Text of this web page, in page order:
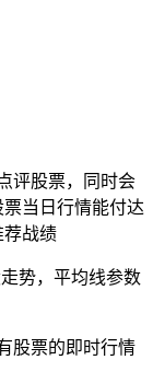
评股票，同时会
当日行情能付达
荐战绩
势，平均线参数
股票的即时行情